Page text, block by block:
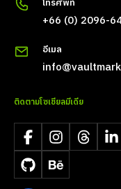
+66 (0) 2096-
อีเมล
ติดตามโซเชียลมีเดีย
FacebookInstagramThreads
GitHubBehance